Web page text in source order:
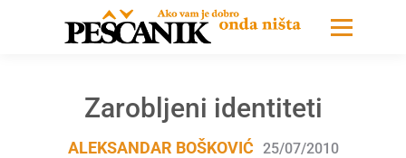
Zarobljeni identiteti
ALEKSANDAR BOŠKOVIĆ 25/07/2010